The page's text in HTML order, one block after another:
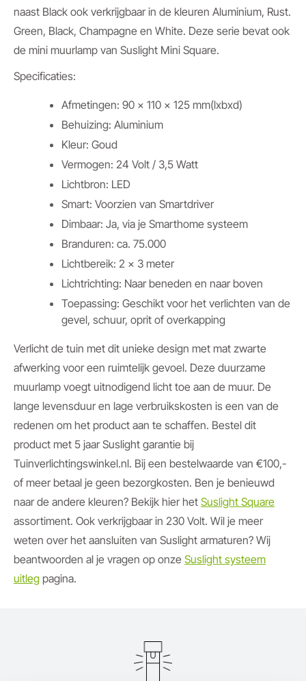
naast Black ook verkrijgbaar in de kleuren Aluminium, Rust.
Green, Black, Champagne en White. Deze serie bevat ook
de mini muurlamp van Suslight Mini Square.
Specificaties:
Afmetingen: 90 x 110 x 125 mm(lxbxd)
Behuizing: Aluminium
Kleur: Goud
Vermogen: 24 Volt / 3,5 Watt
Lichtbron: LED
Smart: Voorzien van Smartdriver
Dimbaar: Ja, via je Smarthome systeem
Branduren: ca. 75.000
Lichtbereik: 2 x 3 meter
Lichtrichting: Naar beneden en naar boven
Toepassing: Geschikt voor het verlichten van de
gevel, schuur, oprit of overkapping
Verlicht de tuin met dit unieke design met mat zwarte
afwerking voor een ruimtelijk gevoel. Deze duurzame
muurlamp voegt uitnodigend licht toe aan de muur. De
lange levensduur en lage verbruikskosten is een van de
redenen om het product aan te schaffen. Bestel dit
product met 5 jaar Suslight garantie bij
Tuinverlichtingswinkel.nl. Bij een bestelwaarde van €100,-
of meer betaal je geen bezorgkosten. Ben je benieuwd
naar de andere kleuren? Bekijk hier het Suslight Square
assortiment. Ook verkrijgbaar in 230 Volt. Wil je meer
weten over het aansluiten van Suslight armaturen? Wij
beantwoorden al je vragen op onze Suslight systeem
uitleg pagina.